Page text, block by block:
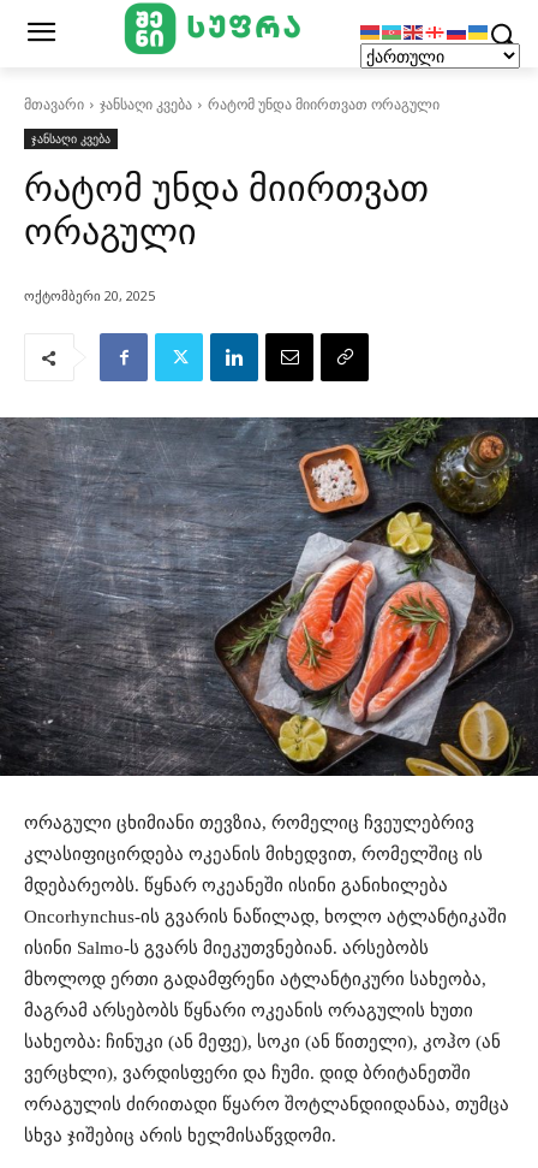
მთავარი ჯანსაღი კვება
რატომ უნდა მიირთვათ ორაგული
ჯანსაღი კვება
რატომ უნდა მიირთვათ
ორაგული
ოქტომბერი 20, 2025
ორაგული ცხიმიანი თევზია, რომელიც ჩვეულებრივ
კლასიფიცირდება ოკეანის მიხედვით, რომელშიც ის
მდებარეობს. წყნარ ოკეანეში ისინი განიხილება
Oncorhynchus-ის გვარის ნაწილად, ხოლო ატლანტიკაში
ისინი Salmo-ს გვარს მიეკუთვნებიან. არსებობს
მხოლოდ ერთი გადამფრენი ატლანტიკური სახეობა,
მაგრამ არსებობს წყნარი ოკეანის ორაგულის ხუთი
სახეობა: ჩინუკი (ან მეფე), სოკი (ან წითელი), კოჰო (ან
ვერცხლი), ვარდისფერი და ჩუმი. დიდ ბრიტანეთში
ორაგულის ძირითადი წყარო შოტლანდიიდანაა, თუმცა
სხვა ჯიშებიც არის ხელმისაწვდომი.